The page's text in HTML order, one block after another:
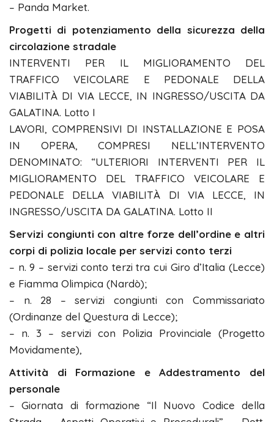
– Panda Market.
Progetti di potenziamento della sicurezza della
circolazione stradale
INTERVENTI PER IL MIGLIORAMENTO DEL
TRAFFICO VEICOLARE E PEDONALE DELLA
VIABILITÀ DI VIA LECCE, IN INGRESSO/USCITA DA
GALATINA. Lotto I
LAVORI, COMPRENSIVI DI INSTALLAZIONE E POSA
IN OPERA, COMPRESI NELL’INTERVENTO
DENOMINATO: “ULTERIORI INTERVENTI PER IL
MIGLIORAMENTO DEL TRAFFICO VEICOLARE E
PEDONALE DELLA VIABILITÀ DI VIA LECCE, IN
INGRESSO/USCITA DA GALATINA. Lotto II
Servizi congiunti con altre forze dell’ordine e altri
corpi di polizia locale per servizi conto terzi
– n. 9 – servizi conto terzi tra cui Giro d’Italia (Lecce)
e Fiamma Olimpica (Nardò);
– n. 28 – servizi congiunti con Commissariato
(Ordinanze del Questura di Lecce);
– n. 3 – servizi con Polizia Provinciale (Progetto
Movidamente),
Attività di Formazione e Addestramento del
personale
– Giornata di formazione “Il Nuovo Codice della